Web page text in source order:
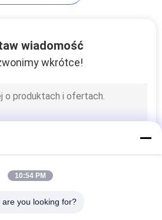
wiadomość
wkrótce!
10:54 PM
you looking for?